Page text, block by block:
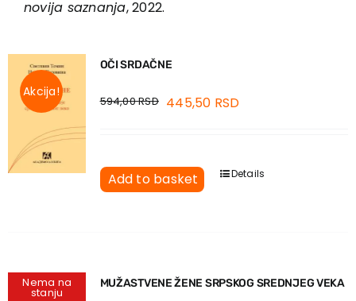
novija saznanja, 2022.
Akcija!
OČI SRDAČNE
594,00RSD 445,50 RSD
Add to basket Details
Nema na
stanju
MUŽASTVENE ŽENE SRPSKOG SREDNJEG VEKA